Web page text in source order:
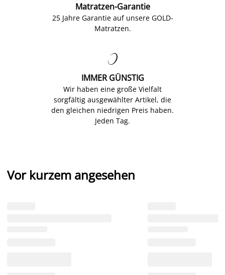
Matratzen-Garantie
25 Jahre Garantie auf unsere GOLD-
Matratzen.

IMMER GÜNSTIG
Wir haben eine große Vielfalt
sorgfältig ausgewählter Artikel, die
den gleichen niedrigen Preis haben.
Jeden Tag.
Vor kurzem angesehen